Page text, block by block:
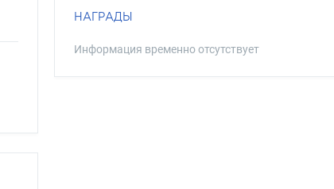
НАГРАДЫ
Информация временно отсутствует